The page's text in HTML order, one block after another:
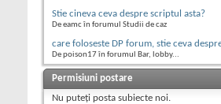
Stie cineva ceva despre scriptul asta?
De eamc în forumul Studii de caz
care foloseste DP forum, stie ceva
De poison17 în forumul Bar, lobby...
Permisiuni postare
Nu puteţi posta subiecte noi.